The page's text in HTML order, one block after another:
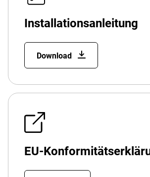
Installationsanleitung
Download
EU-